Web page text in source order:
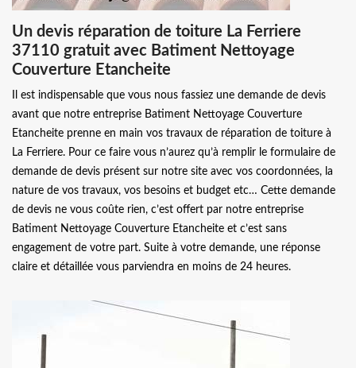
Un devis réparation de toiture La Ferriere
37110 gratuit avec Batiment Nettoyage
Couverture Etancheite
Il est indispensable que vous nous fassiez une demande de devis
avant que notre entreprise Batiment Nettoyage Couverture
Etancheite prenne en main vos travaux de réparation de toiture à
La Ferriere. Pour ce faire vous n’aurez qu’à remplir le formulaire de
demande de devis présent sur notre site avec vos coordonnées, la
nature de vos travaux, vos besoins et budget etc… Cette demande
de devis ne vous coûte rien, c’est offert par notre entreprise
Batiment Nettoyage Couverture Etancheite et c’est sans
engagement de votre part. Suite à votre demande, une réponse
claire et détaillée vous parviendra en moins de 24 heures.